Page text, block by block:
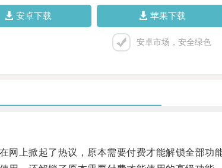
安卓下载 苹果下载
安卓市场，安全绿色
上掀起了热议，原本需要付费才能解锁全部功